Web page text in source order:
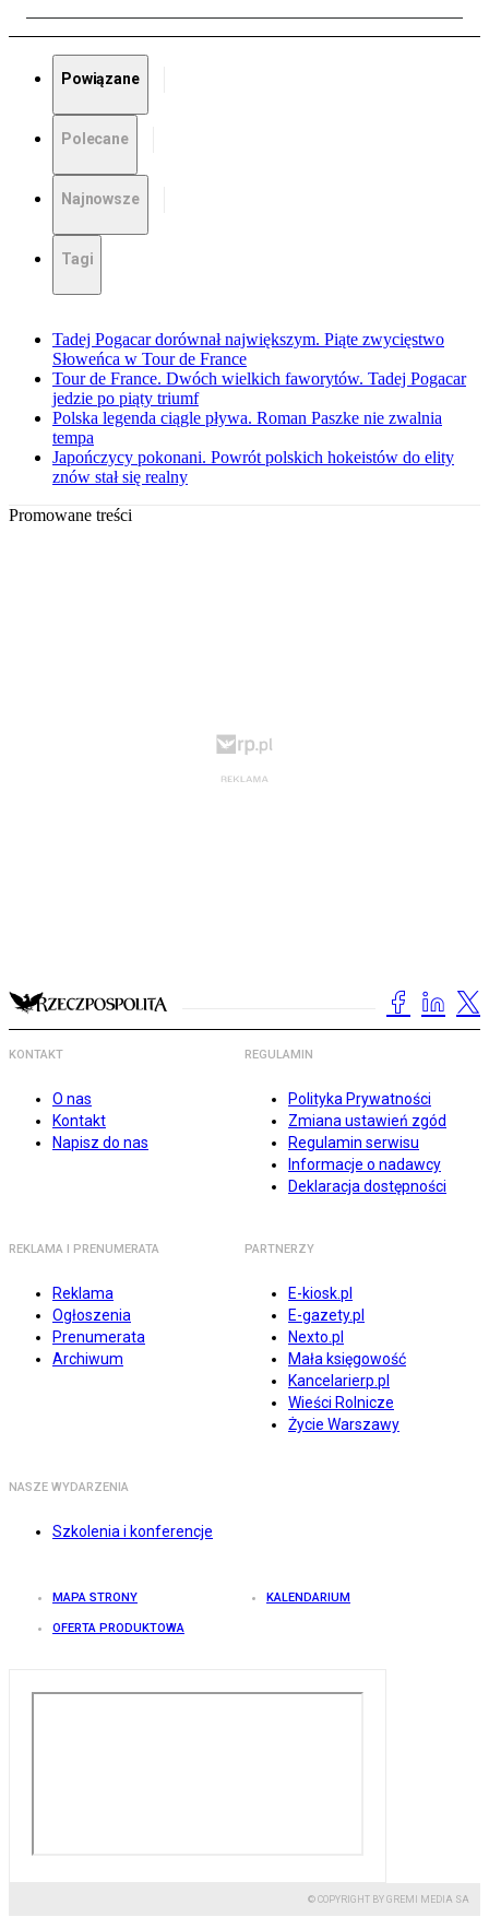
Powiązane
Polecane
Najnowsze
Tagi
Tadej Pogacar dorównał największym. Piąte zwycięstwo
Słoweńca w Tour de France
Tour de France. Dwóch wielkich faworytów. Tadej Pogacar
jedzie po piąty triumf
Polska legenda ciągle pływa. Roman Paszke nie zwalnia
tempa
Japończycy pokonani. Powrót polskich hokeistów do elity
znów stał się realny
Promowane treści
KONTAKT
O nas
Kontakt
Napisz do nas
REGULAMIN
Polityka Prywatności
Zmiana ustawień zgód
Regulamin serwisu
Informacje o nadawcy
Deklaracja dostępności
REKLAMA I PRENUMERATA
Reklama
Ogłoszenia
Prenumerata
Archiwum
PARTNERZY
E-kiosk.pl
E-gazety.pl
Nexto.pl
Mała księgowość
Kancelarierp.pl
Wieści Rolnicze
Życie Warszawy
NASZE WYDARZENIA
Szkolenia i konferencje
MAPA STRONY KALENDARIUM
OFERTA PRODUKTOWA
© COPYRIGHT BY GREMI MEDIA SA